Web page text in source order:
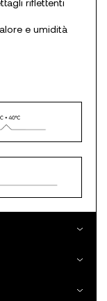
e umidità